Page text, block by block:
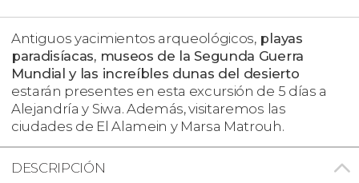
Antiguos yacimientos arqueológicos,playas
paradisíacas, museos de la Segunda Guerra
Mundial y las increíbles dunas del desierto
estarán presentes en esta excursión de 5 días a
Alejandría y Siwa. Además, visitaremos las
ciudades de El Alamein y Marsa Matrouh.
DESCRIPCIÓN